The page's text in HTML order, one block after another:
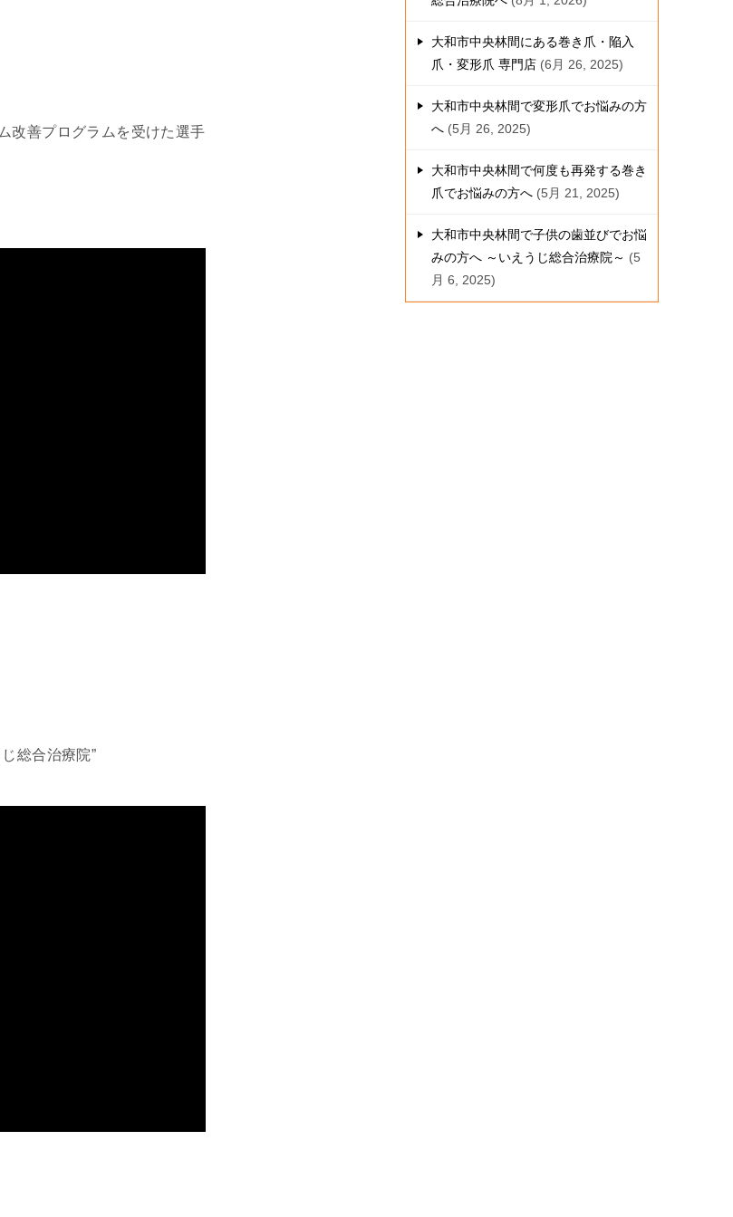
改善プログラムを受けた選手
総合治療院”
大和市中央林間にある巻き爪・陥入
爪・変形爪 専門店 6月 26, 2025
大和市中央林間で変形爪でお悩みの方
へ 5月 26, 2025
大和市中央林間で何度も再発する巻き
爪でお悩みの方へ 5月 21, 2025
大和市中央林間で子供の歯並びでお悩
みの方へ ～いえうじ総合治療院～
5
月 6, 2025